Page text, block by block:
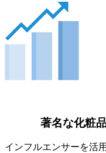
著名な化粧
インフルエンサーを活